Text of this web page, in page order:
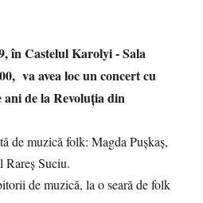
în Castelul Karolyi - Sala
va avea loc un concert cu
ani de la Revoluția din
de muzică folk: Magda Pușkaș,
Rareș Suciu.
de muzică, la o seară de folk